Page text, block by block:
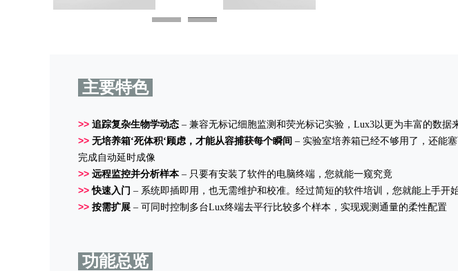
主要特色
>> 追踪复杂生物学动态 – 兼容无标记细胞监测和荧光标记实验，Lux3以更为丰富的数据
>> 无培养箱‘死体积‘顾虑，才能从容捕获每个瞬间 – 实验室培养箱已经不够用了，还能
完成自动延时成像
>> 远程监控并分析样本 – 只要有安装了软件的电脑终端，您就能一窥究竟
>> 快速入门 – 系统即插即用，也无需维护和校准。经过简短的软件培训，您就能上手开
>> 按需扩展 – 可同时控制多台Lux终端去平行比较多个样本，实现观测通量的柔性配置
功能总览